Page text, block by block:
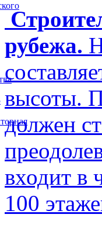
рубежа.
высоты.
должен
входит в
100